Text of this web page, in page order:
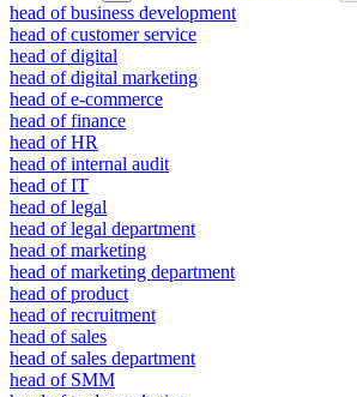
head of business development
head of customer service
head of digital
head of digital marketing
head of e-commerce
head of finance
head of HR
head of internal audit
head of IT
head of legal
head of legal department
head of marketing
head of marketing department
head of product
head of recruitment
head of sales
head of sales department
head of SMM